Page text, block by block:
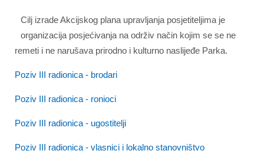
Cilj izrade Akcijskog plana upravljanja posjetiteljima je
organizacija posjećivanja na održiv način kojim se se ne
remeti i ne narušava prirodno i kulturno naslijeđe Parka.
Poziv III radionica - brodari
Poziv III radionica - ronioci
Poziv III radionica - ugostitelji
Poziv III radionica - vlasnici i lokalno stanovništvo